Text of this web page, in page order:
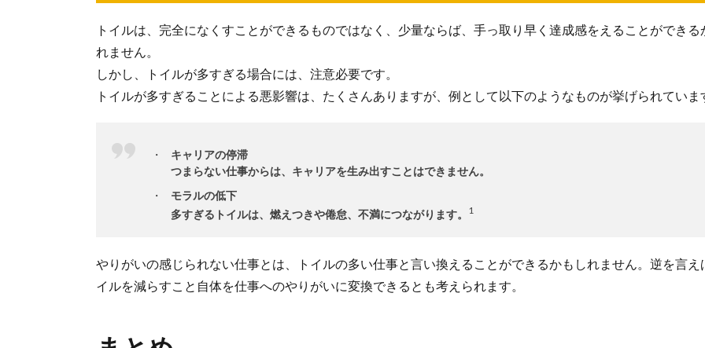
トイルは、完全になくすことができるものではなく、少量ならば、手っ取り早く達成感をえることができる
れません。
しかし、トイルが多すぎる場合には、注意必要です。
トイルが多すぎることによる悪影響は、たくさんありますが、例として以下のようなものが挙げられていま
キャリアの停滞
つまらない仕事からは、キャリアを生み出すことはできません。
モラルの低下
多すぎるトイルは、燃えつきや倦怠、不満につながります。
1
やりがいの感じられない仕事とは、トイルの多い仕事と言い換えることができるかもしれません。逆を言え
イルを減らすこと自体を仕事へのやりがいに変換できるとも考えられます。